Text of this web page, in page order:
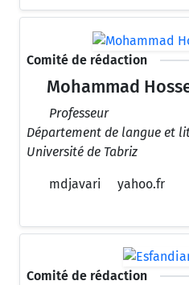
Comité de rédaction
Mohammad
Professeur
Département de langue et
Université de Tabriz
mdjavari yahoo.fr
Comité de rédaction